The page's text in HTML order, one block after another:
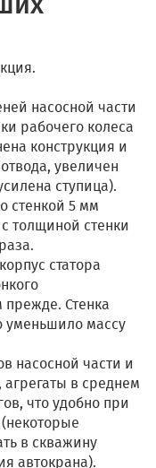
насосной части
рабочего колеса
конструкция и
увеличен
ступица).
стенкой 5 мм
толщиной стенки
статора
Стенка
уменьшило массу
насосной части и
агрегаты в среднем
что удобно при
в скважину
автокрана).